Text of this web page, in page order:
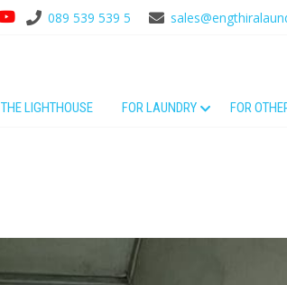
089 539 539 5
THE LIGHTHOUSE FOR LAUNDRY FOR